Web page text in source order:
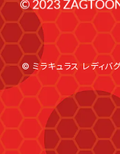
© ミラキュラス レディ